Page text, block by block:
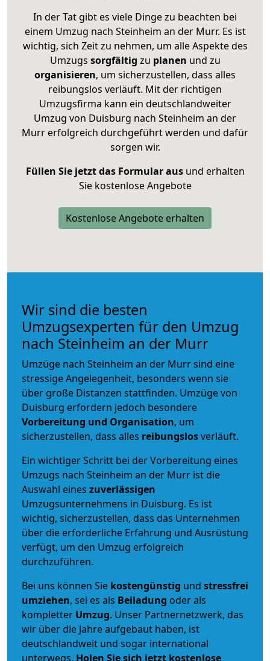
In der Tat gibt es viele Dinge zu beachten bei
einem Umzug nach Steinheim an der Murr. Es ist
wichtig, sich Zeit zu nehmen, um alle Aspekte des
Umzugs sorgfältig zu planen und zu
organisieren, um sicherzustellen, dass alles
reibungslos verläuft. Mit der richtigen
Umzugsfirma kann ein deutschlandweiter
Umzug von Duisburg nach Steinheim an der
Murr erfolgreich durchgeführt werden und dafür
sorgen wir.
Füllen Sie jetzt das Formular ausund erhalten
Sie kostenlose Angebote
Kostenlose Angebote erhalten
Wir sind die besten
Umzugsexperten für den Umzug
nach Steinheim an der Murr
Umzüge nach Steinheim an der Murr sind eine
stressige Angelegenheit, besonders wenn sie
über große Distanzen stattfinden. Umzüge von
Duisburg erfordern jedoch besondere
Vorbereitung und Organisation, um
sicherzustellen, dass alles reibungslosverläuft.
Ein wichtiger Schritt bei der Vorbereitung eines
Umzugs nach Steinheim an der Murr ist die
Auswahl eines zuverlässigen
Umzugsunternehmens in Duisburg. Es ist
wichtig, sicherzustellen, dass das Unternehmen
über die erforderliche Erfahrung und Ausrüstung
verfügt, um den Umzug erfolgreich
durchzuführen.
Bei uns können Sie kostengünstig und stressfrei
umziehen, sei es als Beiladung oder als
kompletter Umzug. Unser Partnernetzwerk, das
wir über die Jahre aufgebaut haben, ist
deutschlandweit und sogar international
unterwegs. Holen Sie sich jetzt kostenlose